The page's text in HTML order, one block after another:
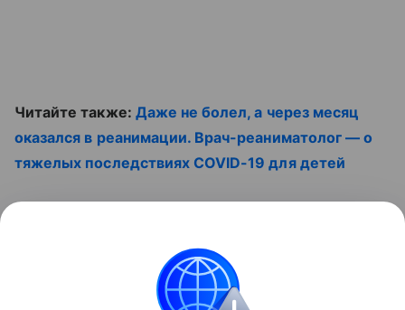
Читайте также: Даже не болел, а через месяц
оказался в реанимации. Врач-реаниматолог — о
тяжелых последствиях COVID-19 для детей
Контент недоступен